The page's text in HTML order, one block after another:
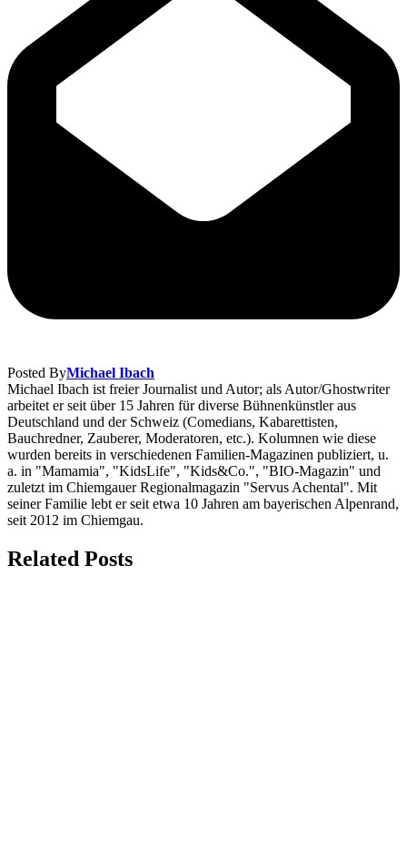
Posted ByMichael Ibach
Michael Ibach ist freier Journalist und Autor; als Autor/Ghostwriter
arbeitet er seit über 15 Jahren für diverse Bühnenkünstler aus
Deutschland und der Schweiz (Comedians, Kabarettisten,
Bauchredner, Zauberer, Moderatoren, etc.). Kolumnen wie diese
wurden bereits in verschiedenen Familien-Magazinen publiziert, u.
a. in "Mamamia", "KidsLife", "Kids&Co.", "BIO-Magazin" und
zuletzt im Chiemgauer Regionalmagazin "Servus Achental". Mit
seiner Familie lebt er seit etwa 10 Jahren am bayerischen Alpenrand,
seit 2012 im Chiemgau.
Related Posts